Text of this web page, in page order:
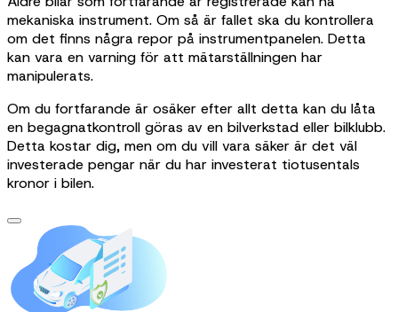
mekaniska instrument. Om så är fallet ska du kontrollera
om det finns några repor på instrumentpanelen. Detta
kan vara en varning för att mätarställningen har
manipulerats.
Om du fortfarande är osäker efter allt detta kan du låta
en begagnatkontroll göras av en bilverkstad eller bilklubb.
Detta kostar dig, men om du vill vara säker är det väl
investerade pengar när du har investerat tiotusentals
kronor i bilen.